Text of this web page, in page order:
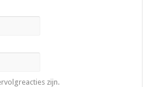
zijn.